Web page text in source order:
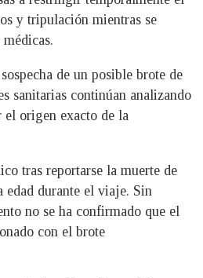
y tripulación mientras se
de un posible brote de
sanitarias continúan analizando
el origen exacto de la
tras reportarse la muerte de
edad durante el viaje. Sin
no se ha confirmado que el
con el brote